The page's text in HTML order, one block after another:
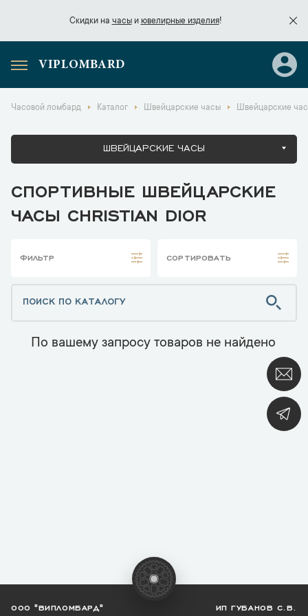
Скидки на часыи ювелирные изделия!
Скидки начасы
VIPLOMBARD
Часовой ломбард Каталог Швейцарские часы Швейцарские
ШВЕЙЦАРСКИЕ ЧАСЫ
СПОРТИВНЫЕ ШВЕЙЦАРСКИЕ
ЧАСЫ CHRISTIAN DIOR
ФИЛЬТР СОРТИРОВАТЬ
По вашему запросу товаров не найдено
ООО "ВИПЛОМБАРД" ИП ГУБАНОВ С.В.